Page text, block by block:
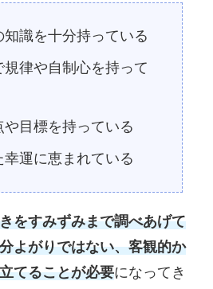
識を十分持っている
規律や自制心を持って
目標を持っている
幸運に恵まれている
をすみずみまで調べあげて
よがりではない、客観的か
てることが必要になってき